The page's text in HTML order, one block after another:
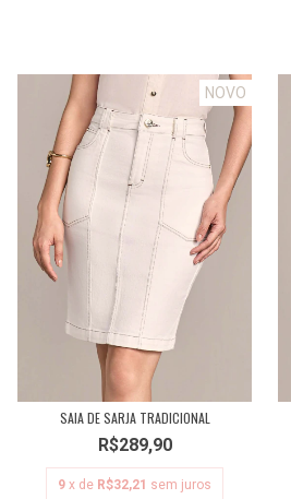
NOVO
SAIA DE SARJA TRADICIONAL
R$289,90
9 x de R$32,21 sem juros